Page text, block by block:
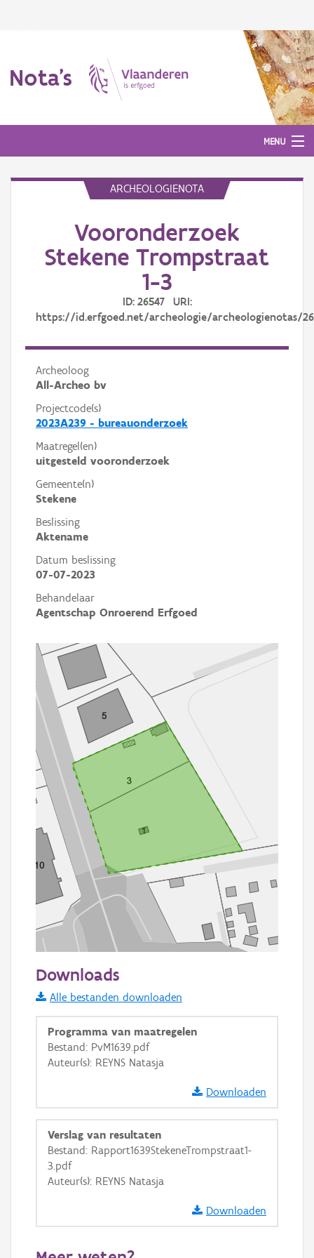
Nota's
MENU
ARCHEOLOGIENOTA
Vooronderzoek
Stekene Trompstraat
1-3
ID: 26547 URI:
https://id.erfgoed.net/archeologie/archeologienotas/
Archeoloog
All-Archeo bv
Projectcode(s)
2023A239 - bureauonderzoek
Maatregel(en)
uitgesteld vooronderzoek
Gemeente(n)
Stekene
Beslissing
Aktename
Datum beslissing
07-07-2023
Behandelaar
Agentschap Onroerend Erfgoed
Informatie Vlaanderen
i
+ −
Basis Lagen
Ortho
Downloads
Alle bestanden downloaden
Programma van maatregelen
Bestand: PvM1639.pdf
Auteur(s): REYNS Natasja
Downloaden
Verslag van resultaten
Bestand: Rapport1639StekeneTrompstraat1-
3.pdf
Auteur(s): REYNS Natasja
Downloaden